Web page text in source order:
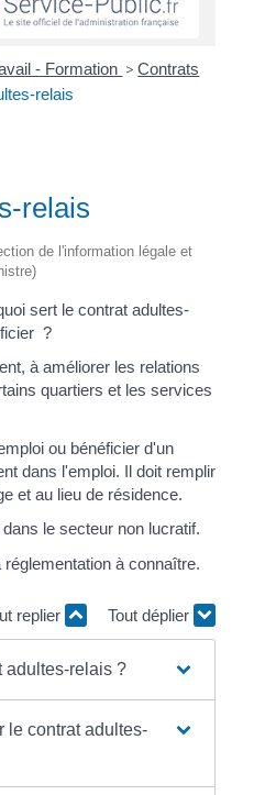
- Formation > Contrats
relais
relais
de l'information légale et
sert le contrat adultes-
?
à améliorer les relations
quartiers et les services
ou bénéficier d'un
dans l'emploi. Il doit remplir
et au lieu de résidence.
le secteur non lucratif.
à connaître.
replier Tout déplier
adultes-relais ?
le contrat adultes-